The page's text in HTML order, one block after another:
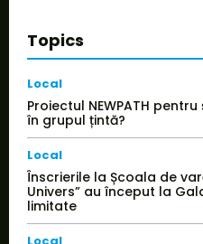
Topics
Local
Proiectul NEWPATH
în grupul țintă?
Local
Înscrierile la Școala de
Univers” au început la
limitate